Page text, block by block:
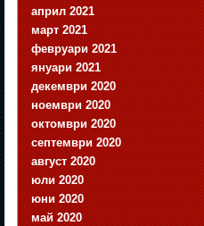
април 2021
март 2021
февруари 2021
януари 2021
декември 2020
ноември 2020
октомври 2020
септември 2020
август 2020
юли 2020
юни 2020
май 2020